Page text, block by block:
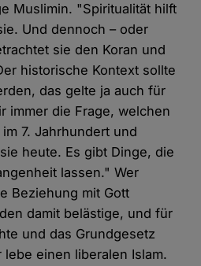
Muslimin. "Spiritualität hilft
Und dennoch – oder
sie den Koran und
historische Kontext sollte
das gelte ja auch für
immer die Frage, welchen
7. Jahrhundert und
heute. Es gibt Dinge, die
lassen." Wer
Beziehung mit Gott
damit belästige, und für
und das Grundgesetz
einen liberalen Islam.